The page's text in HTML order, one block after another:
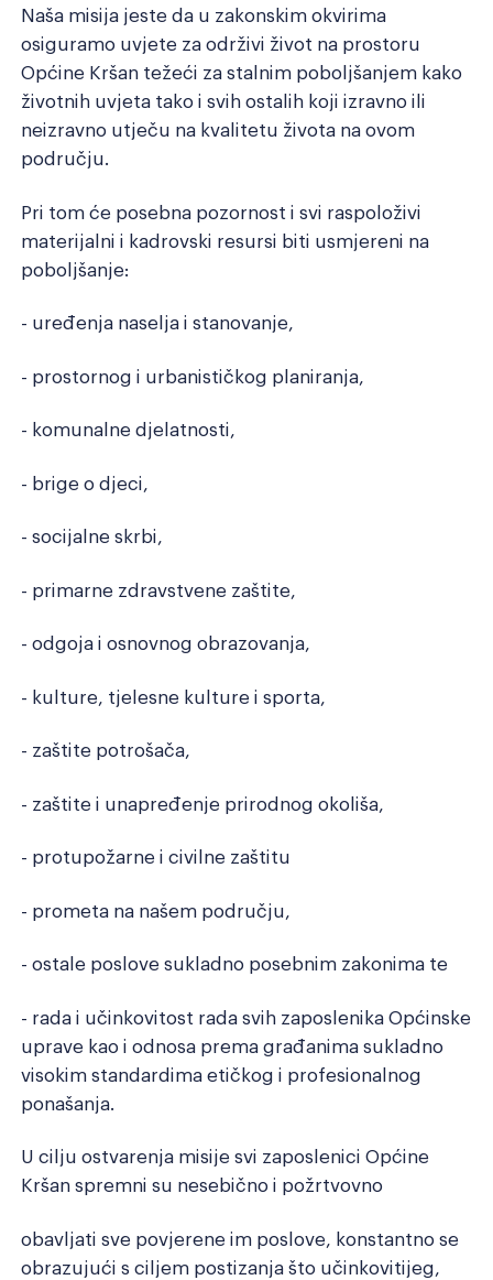
Naša misija jeste da u zakonskim okvirima
osiguramo uvjete za održivi život na prostoru
Općine Kršan težeći za stalnim poboljšanjem kako
životnih uvjeta tako i svih ostalih koji izravno ili
neizravno utječu na kvalitetu života na ovom
području.
Pri tom će posebna pozornost i svi raspoloživi
materijalni i kadrovski resursi biti usmjereni na
poboljšanje:
- uređenja naselja i stanovanje,
- prostornog i urbanističkog planiranja,
- komunalne djelatnosti,
- brige o djeci,
- socijalne skrbi,
- primarne zdravstvene zaštite,
- odgoja i osnovnog obrazovanja,
- kulture, tjelesne kulture i sporta,
- zaštite potrošača,
- zaštite i unapređenje prirodnog okoliša,
- protupožarne i civilne zaštitu
- prometa na našem području,
- ostale poslove sukladno posebnim zakonima te
- rada i učinkovitost rada svih zaposlenika Općinske
uprave kao i odnosa prema građanima sukladno
visokim standardima etičkog i profesionalnog
ponašanja.
U cilju ostvarenja misije svi zaposlenici Općine
Kršan spremni su nesebično i požrtvovno
obavljati sve povjerene im poslove, konstantno se
obrazujući s ciljem postizanja što učinkovitijeg,